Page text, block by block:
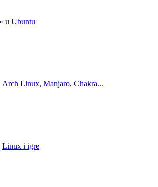
» u Ubuntu
Arch Linux, Manjaro, Chakra...
Linux i igre